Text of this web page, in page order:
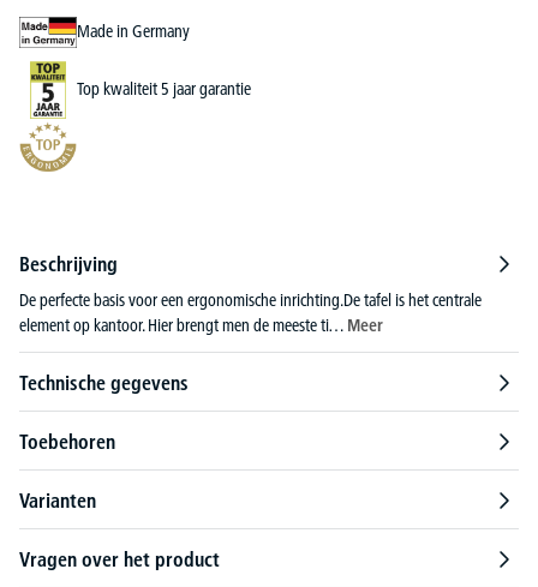
Made in Germany
Top kwaliteit 5 jaar garantie
Beschrijving
De perfecte basis voor een ergonomische inrichting.De tafel is het centrale
element op kantoor. Hier brengt men de meeste ti… Meer
Technische gegevens
Toebehoren
Varianten
Vragen over het product